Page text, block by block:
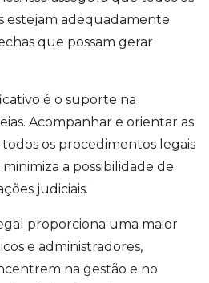
estejam adequadamente
que possam gerar
é o suporte na
Acompanhar e orientar as
os procedimentos legais
a possibilidade de
judiciais.
proporciona uma maior
e administradores,
na gestão e no